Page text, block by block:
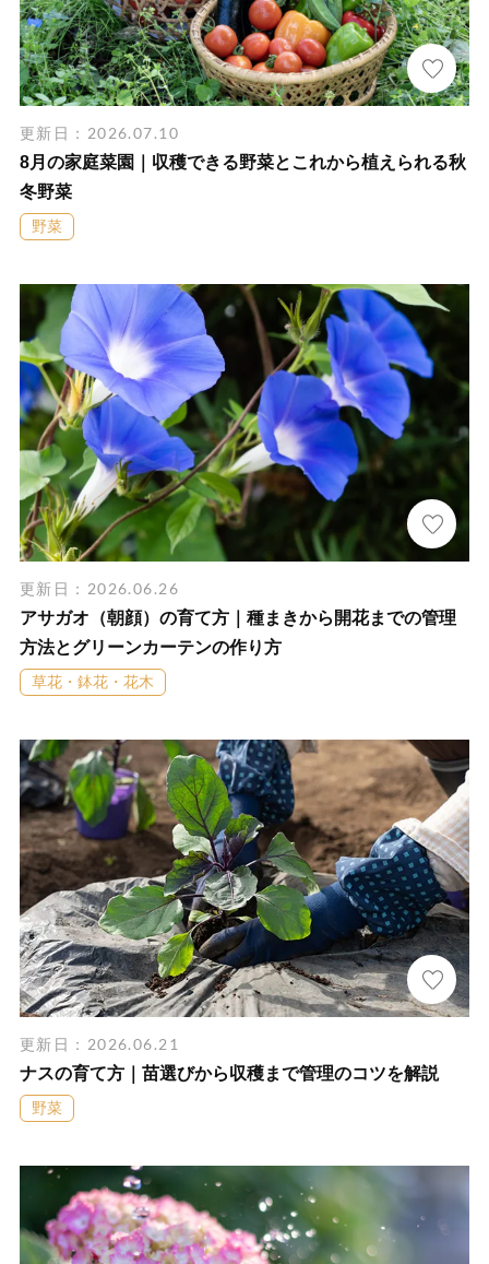
更新日：2026.07.10
8月の家庭菜園｜収穫できる野菜とこれから植えられる秋
冬野菜
野菜
更新日：2026.06.26
アサガオ（朝顔）の育て方｜種まきから開花までの管理
方法とグリーンカーテンの作り方
草花・鉢花・花木
更新日：2026.06.21
ナスの育て方｜苗選びから収穫まで管理のコツを解説
野菜